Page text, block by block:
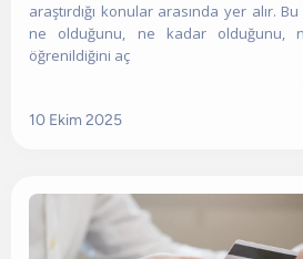
araştırdığı konular arasında yer alır. Bu
ne olduğunu, ne kadar olduğunu,
öğrenildiğini aç
10 Ekim 2025